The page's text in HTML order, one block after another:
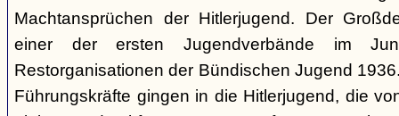
Machtansprüchen der Hitlerjugend. Der
einer der ersten Jugendverbände im
Restorganisationen der Bündischen Jugend
Führungskräfte gingen in die Hitlerjugend, die